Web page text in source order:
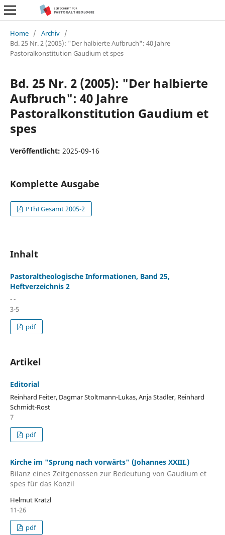
Home / Archiv /
Bd. 25 Nr. 2 (2005): "Der halbierte Aufbruch": 40 Jahre
Pastoralkonstitution Gaudium et spes
Bd. 25 Nr. 2 (2005): "Der halbierte
Aufbruch": 40 Jahre
Pastoralkonstitution Gaudium et
spes
Veröffentlicht: 2025-09-16
Komplette Ausgabe
PThI Gesamt 2005-2
Inhalt
Pastoraltheologische Informationen, Band 25,
Heftverzeichnis 2
- -
3-5
pdf
Artikel
Editorial
Reinhard Feiter, Dagmar Stoltmann-Lukas, Anja Stadler, Reinhard
Schmidt-Rost
7
pdf
Kirche im "Sprung nach vorwärts" (Johannes XXIII.)
Bilanz eines Zeitgenossen zur Bedeutung von Gaudium et
spes für das Konzil
Helmut Krätzl
11-26
pdf